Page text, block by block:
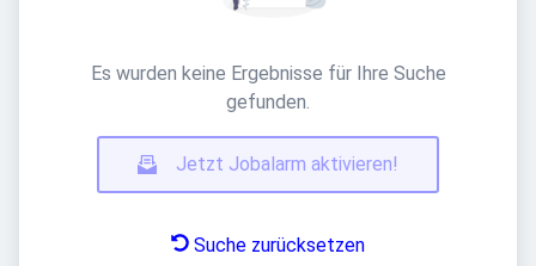
Es wurden keine Ergebnisse für Ihre Suche
gefunden.
Jetzt Jobalarm aktivieren!
Suche zurücksetzen